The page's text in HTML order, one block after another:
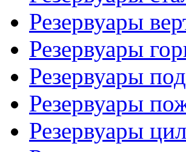
Резервуары
Резервуары
Резервуары
Резервуары
Резервуары